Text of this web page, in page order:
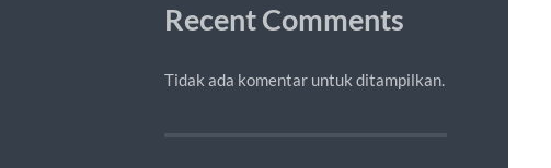
Recent Comments
Tidak ada komentar untuk ditampilkan.